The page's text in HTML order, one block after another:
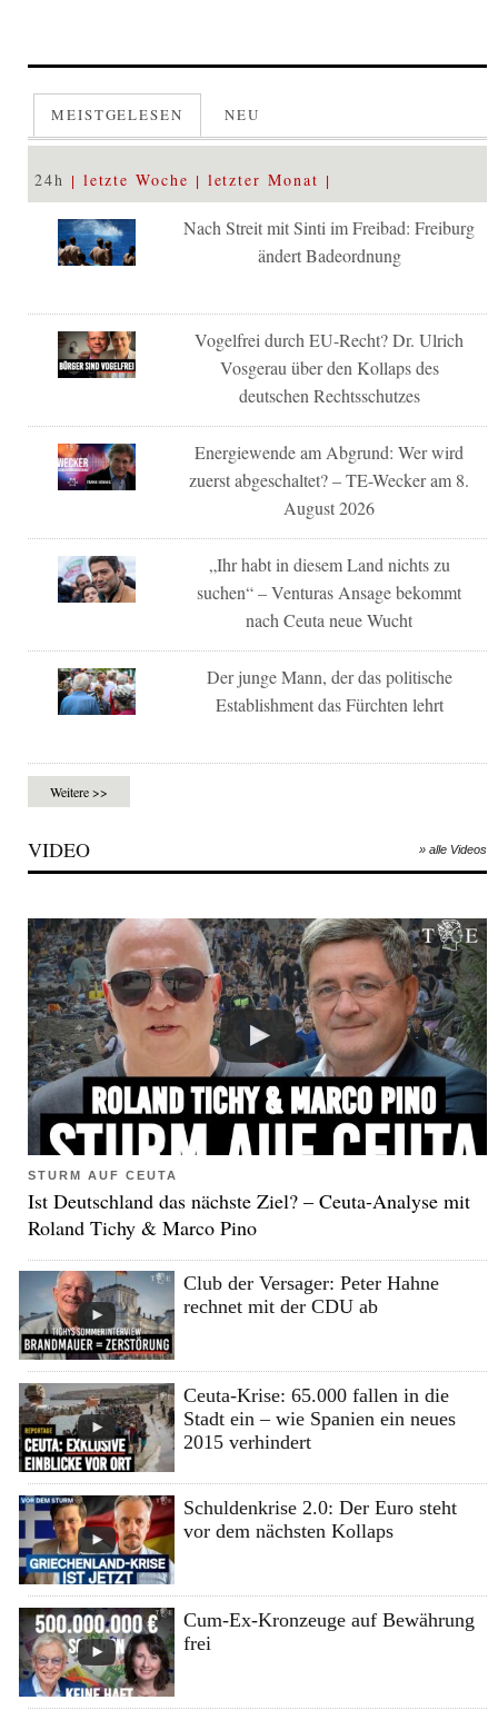
MEISTGELESEN NEU
24h letzte Woche letzter Monat
Nach Streit mit Sinti im Freibad: Freiburg
ändert Badeordnung
Vogelfrei durch EU-Recht? Dr. Ulrich
Vosgerau über den Kollaps des
deutschen Rechtsschutzes
Energiewende am Abgrund: Wer wird
zuerst abgeschaltet? – TE-Wecker am 8.
August 2026
„Ihr habt in diesem Land nichts zu
suchen“ – Venturas Ansage bekommt
nach Ceuta neue Wucht
Der junge Mann, der das politische
Establishment das Fürchten lehrt
Weitere >>
VIDEO » alle Videos
STURM AUF CEUTA
Ist Deutschland das nächste Ziel? – Ceuta-Analyse mit
Roland Tichy & Marco Pino
Club der Versager: Peter Hahne
rechnet mit der CDU ab
Ceuta-Krise: 65.000 fallen in die
Stadt ein – wie Spanien ein neues
2015 verhindert
Schuldenkrise 2.0: Der Euro steht
vor dem nächsten Kollaps
Cum-Ex-Kronzeuge auf Bewährung
frei